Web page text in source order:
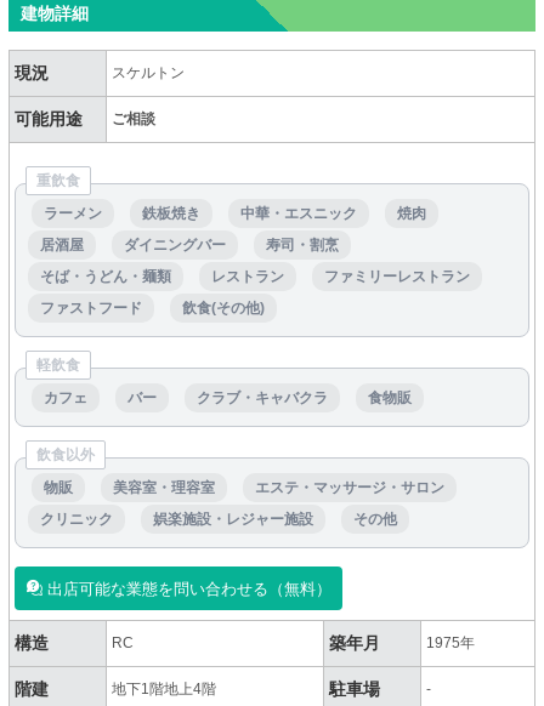
建物詳細
現況 スケルトン
可能用途 ご相談
重飲食
ラーメン
鉄板焼き 中華・エスニック
焼肉
居酒屋
ダイニングバー
寿司・割烹
そば・うどん・麺類
レストラン
ファミリーレストラン
ファストフード
飲食(その他)
軽飲食
カフェ
バー クラブ・キャバクラ 食物販
飲食以外
物販
美容室・理容室
エステ・マッサージ・サロン
クリニック
娯楽施設・レジャー施設 その他
出店可能な業態を問い合わせる（無料）
構造 RC 築年月 1975年
階建 地下1階地上4階 駐車場 -